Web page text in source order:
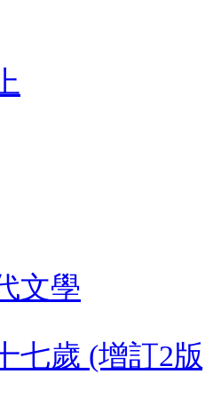
文學
七歲 (增訂2